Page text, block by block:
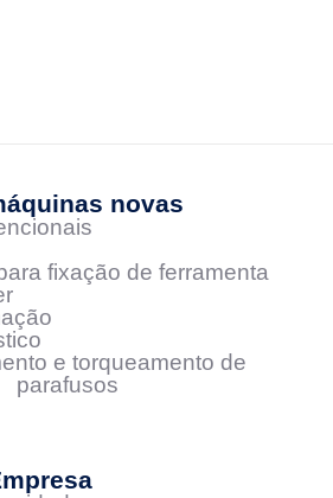
novas
fixação de ferramenta
e torqueamento de
parafusos